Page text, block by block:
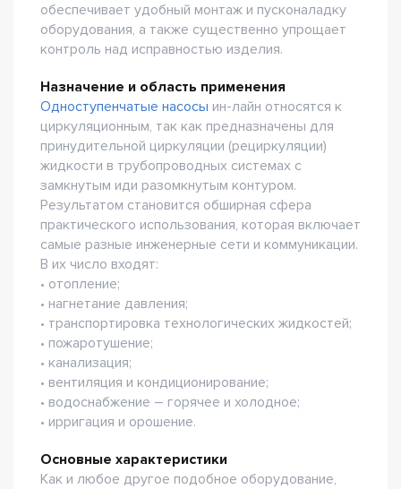
обеспечивает удобный монтаж и пусконаладку
оборудования, а также существенно упрощает
контроль над исправностью изделия.
Назначение и область применения
Одноступенчатые насосы ин-лайн относятся к
циркуляционным, так как предназначены для
принудительной циркуляции (рециркуляции)
жидкости в трубопроводных системах с
замкнутым иди разомкнутым контуром.
Результатом становится обширная сфера
практического использования, которая включает
самые разные инженерные сети и коммуникации.
В их число входят:
• отопление;
• нагнетание давления;
• транспортировка технологических жидкостей;
• пожаротушение;
• канализация;
• вентиляция и кондиционирование;
• водоснабжение – горячее и холодное;
• ирригация и орошение.
Основные характеристики
Как и любое другое подобное оборудование,